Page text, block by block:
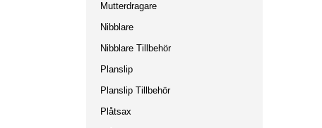
Mutterdragare
Nibblare
Nibblare Tillbehör
Planslip
Planslip Tillbehör
Plåtsax